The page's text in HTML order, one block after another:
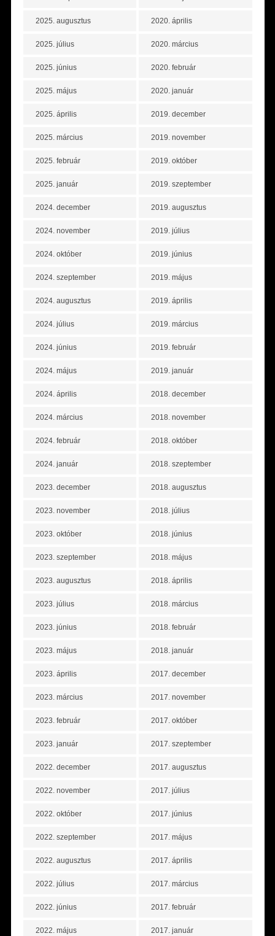
2025. augusztus
2025. július
2025. június
2025. május
2025. április
2025. március
2025. február
2025. január
2024. december
2024. november
2024. október
2024. szeptember
2024. augusztus
2024. július
2024. június
2024. május
2024. április
2024. március
2024. február
2024. január
2023. december
2023. november
2023. október
2023. szeptember
2023. augusztus
2023. július
2023. június
2023. május
2023. április
2023. március
2023. február
2023. január
2022. december
2022. november
2022. október
2022. szeptember
2022. augusztus
2022. július
2022. június
2022. május
2020. április
2020. március
2020. február
2020. január
2019. december
2019. november
2019. október
2019. szeptember
2019. augusztus
2019. július
2019. június
2019. május
2019. április
2019. március
2019. február
2019. január
2018. december
2018. november
2018. október
2018. szeptember
2018. augusztus
2018. július
2018. június
2018. május
2018. április
2018. március
2018. február
2018. január
2017. december
2017. november
2017. október
2017. szeptember
2017. augusztus
2017. július
2017. június
2017. május
2017. április
2017. március
2017. február
2017. január